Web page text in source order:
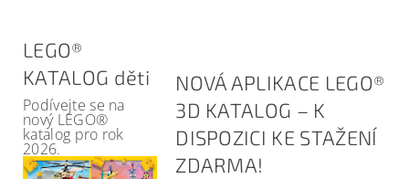
LEGO®
KATALOG děti
Podívejte se na
nový LEGO®
katalog pro rok
2026.
NOVÁ APLIKACE LEGO®
3D KATALOG – K
DISPOZICI KE STAŽENÍ
ZDARMA!